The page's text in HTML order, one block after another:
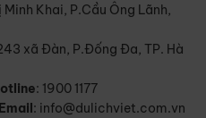
Minh Khai, P.Cầu Ông Lãnh,
xã Đàn, P.Đống Đa, TP. Hà
: 1900 1177
Email: info@dulichviet.com.vn